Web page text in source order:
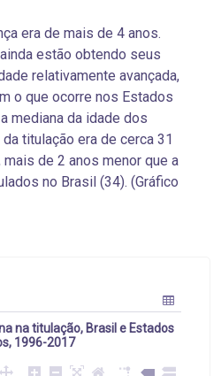
era de mais de 4 anos.
estão obtendo seus
relativamente avançada,
o que ocorre nos Estados
mediana da idade dos
titulação era de cerca 31
de 2 anos menor que a
no Brasil (34). (Gráfico
na titulação, Brasil e Estados
1996-2017